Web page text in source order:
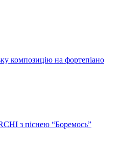
композицію на фортепіано
з піснею “Боремось”